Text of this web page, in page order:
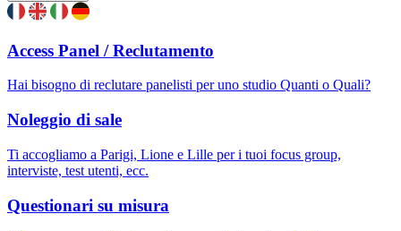
Access Panel / Reclutamento
Hai bisogno di reclutare panelisti per uno studio Quanti o Quali?
Noleggio di sale
Ti accogliamo a Parigi, Lione e Lille per i tuoi focus group,
interviste, test utenti, ecc.
Questionari su misura